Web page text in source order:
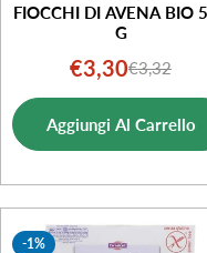
FIOCCHI DI AVENA BIO
G
Prezzo
di
vendita
€3,30Prezzo
normale
€3,32
Aggiungi Al Carrello
-1%